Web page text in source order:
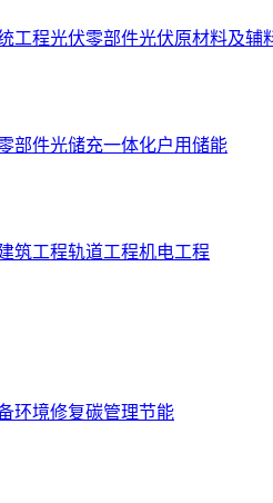
工程光伏零部件光伏原材料及辅
部件光储充一体化户用储能
筑工程轨道工程机电工程
环境修复碳管理节能